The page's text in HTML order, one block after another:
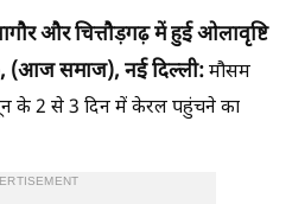
और चित्तौड़गढ़ में हुई ओलावृष्टि
(आज समाज), नई दिल्ली:मौसम
के 2 से 3 दिन में केरल पहुंचने का